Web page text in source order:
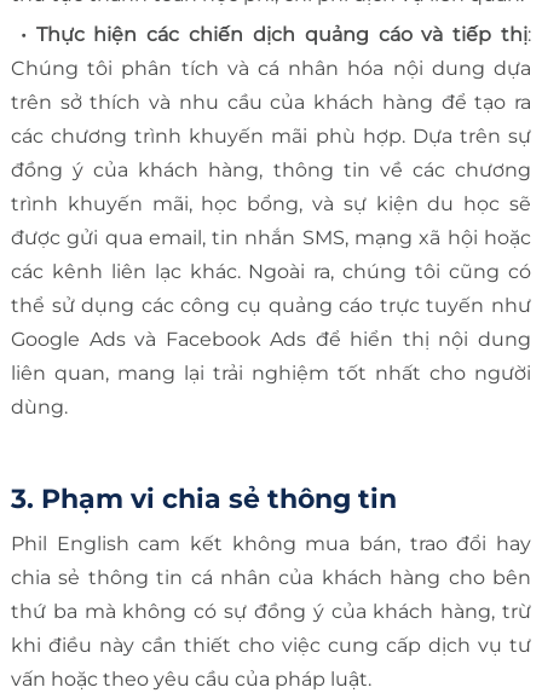
• Thực hiện các chiến dịch quảng cáo và tiếp thị:
Chúng tôi phân tích và cá nhân hóa nội dung dựa
trên sở thích và nhu cầu của khách hàng để tạo ra
các chương trình khuyến mãi phù hợp. Dựa trên sự
đồng ý của khách hàng, thông tin về các chương
trình khuyến mãi, học bổng, và sự kiện du học sẽ
được gửi qua email, tin nhắn SMS, mạng xã hội hoặc
các kênh liên lạc khác. Ngoài ra, chúng tôi cũng có
thể sử dụng các công cụ quảng cáo trực tuyến như
Google Ads và Facebook Ads để hiển thị nội dung
liên quan, mang lại trải nghiệm tốt nhất cho người
dùng.
3. Phạm vi chia sẻ thông tin
Phil English cam kết không mua bán, trao đổi hay
chia sẻ thông tin cá nhân của khách hàng cho bên
thứ ba mà không có sự đồng ý của khách hàng, trừ
khi điều này cần thiết cho việc cung cấp dịch vụ tư
vấn hoặc theo yêu cầu của pháp luật.